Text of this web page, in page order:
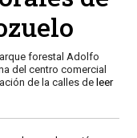
forestal Adolfo
del centro comercial
de la calles de leer